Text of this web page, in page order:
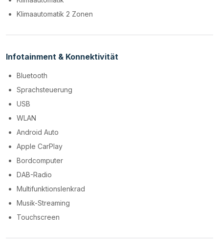
Klimaautomatik 2 Zonen
Infotainment & Konnektivität
Bluetooth
Sprachsteuerung
USB
WLAN
Android Auto
Apple CarPlay
Bordcomputer
DAB-Radio
Multifunktionslenkrad
Musik-Streaming
Touchscreen